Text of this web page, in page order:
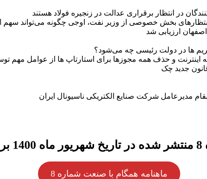
در انتظار برقراری عدالت در زنجیره فولاد هستند
بخش خصوصی از وزیر نفت، اوجی چگونه می‌تواند سهم
ارزیابی شد
ها در دولت رئیسی چه می‌شود؟
اینترنت و حذف همه مجوزها برای استارتاپ ها از عوامل مهم
مدیرعامل شرکت صنایع الکتریکی ناسیونال ایران
ماهنامه همگام با صنعت شماره 8